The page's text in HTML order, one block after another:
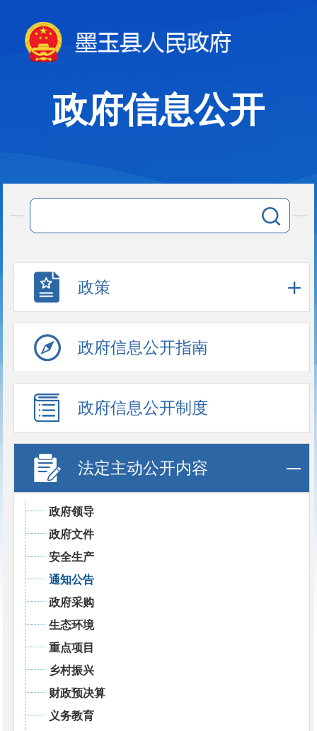
政府信息公开
政策
政府信息公开指南
政府信息公开制度
法定主动公开内容
政府领导
政府文件
安全生产
通知公告
政府采购
生态环境
重点项目
乡村振兴
财政预决算
义务教育